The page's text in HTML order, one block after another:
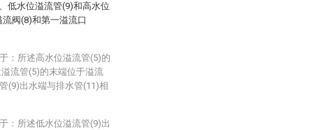
低水位溢流管(9)和高水位
阀(8)和第一溢流口
：所述高水位溢流管(5)的
流管(5)的末端位于溢流
(9)出水端与排水管(11)相
：所述低水位溢流管(9)出